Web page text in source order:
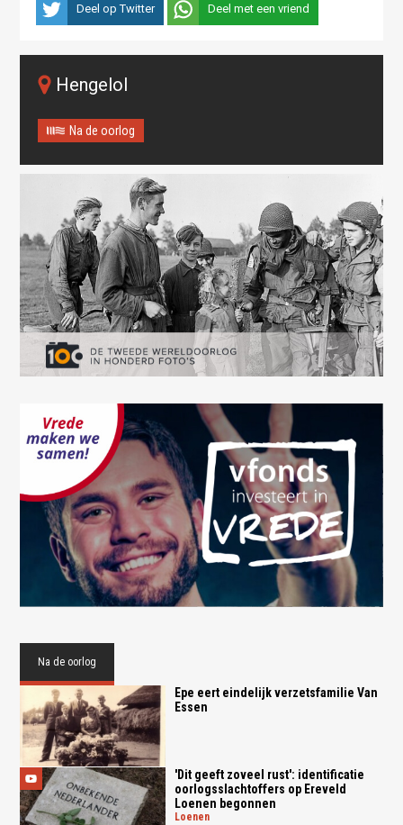
Deel op Twitter Deel met een vriend
Hengelol
Na de oorlog
Na de oorlog
Epe eert eindelijk verzetsfamilie Van
Essen
'Dit geeft zoveel rust': identificatie
oorlogsslachtoffers op Ereveld
Loenen begonnen
loenen